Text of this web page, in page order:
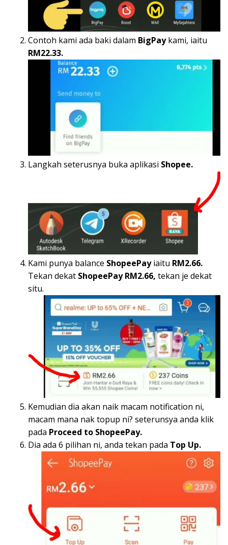
Contoh kami ada baki dalam BigPaykami, iaitu
RM22.33.
Langkah seterusnya buka aplikasi Shopee.
Kami punya balance ShopeePayiaitu RM2.66.
Tekan dekat ShopeePay RM2.66, tekan je dekat
situ.
Kemudian dia akan naik macam notification ni,
macam mana nak topup ni? seterunsya anda klik
pada Proceed to ShopeePay.
Dia ada 6 pilihan ni, anda tekan pada Top Up.